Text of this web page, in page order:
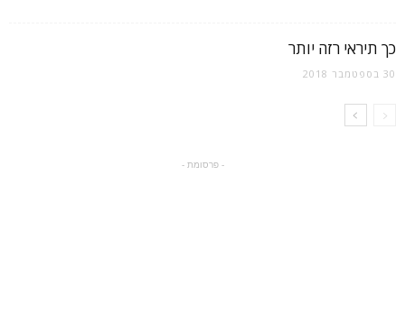
כך תיראי רזה יותר
30 בספטמבר 2018
- פרסומת -